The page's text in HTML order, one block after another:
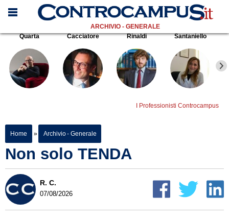
ARCHIVIO - GENERALE
Quarta
Cacciatore Rinaldi Santaniello
I Professionisti Controcampus
Home » Archivio - Generale
Non solo TENDA
R. C.
07/08/2026